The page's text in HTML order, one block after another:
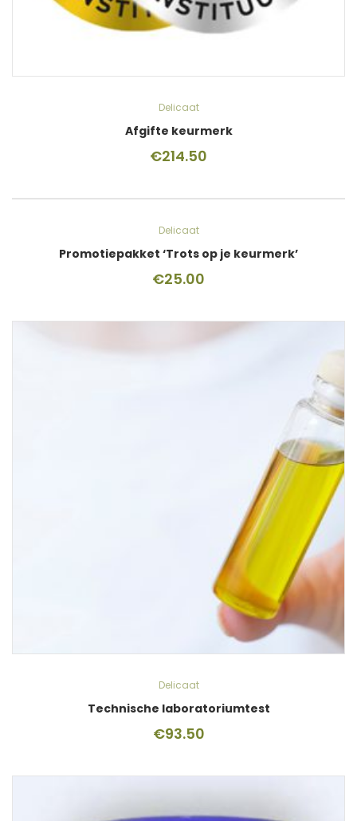
Delicaat
Afgifte keurmerk
€214.50
Delicaat
Promotiepakket ‘Trots op je keurmerk’
€25.00
Delicaat
Technische laboratoriumtest
€93.50